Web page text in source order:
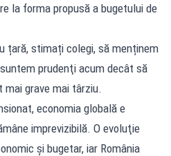
la forma propusă a bugetului de
țară, stimați colegi, să menținem
prudenţi acum decât să
grave mai târziu.
economia globală e
imprevizibilă. O evoluţie
şi bugetar, iar România